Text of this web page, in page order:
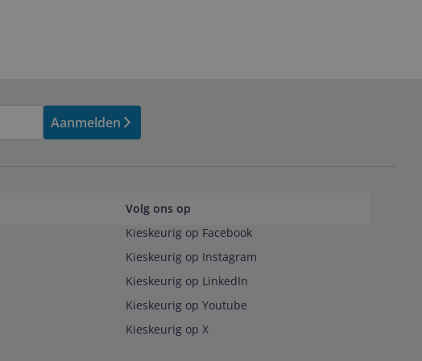
Aanmelden
Volg ons op
Kieskeurig op Facebook
Kieskeurig op Instagram
Kieskeurig op LinkedIn
Kieskeurig op Youtube
Kieskeurig op X